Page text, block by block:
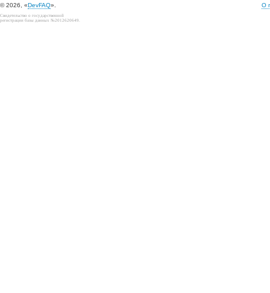
© 2026, «DevFAQ». О
Свидетельство о государственной
регистрации базы данных №2012620649.